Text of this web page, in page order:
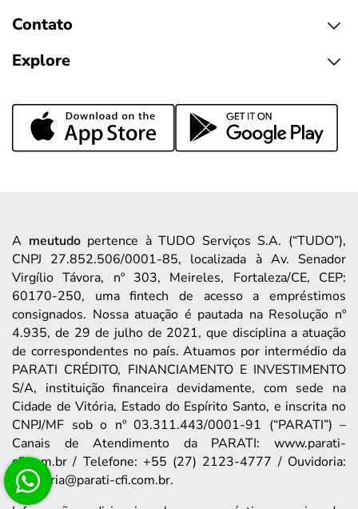
Contato
Explore
A meutudopertence à TUDO Serviços S.A. (“TUDO”),
CNPJ 27.852.506/0001-85, localizada à Av. Senador
Virgílio Távora, nº 303, Meireles, Fortaleza/CE, CEP:
60170-250, uma fintech de acesso a empréstimos
consignados. Nossa atuação é pautada na Resolução nº
4.935, de 29 de julho de 2021, que disciplina a atuação
de correspondentes no país. Atuamos por intermédio da
PARATI CRÉDITO, FINANCIAMENTO E INVESTIMENTO
S/A, instituição financeira devidamente, com sede na
Cidade de Vitória, Estado do Espírito Santo, e inscrita no
CNPJ/MF sob o nº 03.311.443/0001-91 (“PARATI”) –
Canais de Atendimento da PARATI: www.parati-
cfi.com.br / Telefone: +55 (27) 2123-4777 / Ouvidoria:
ouvidoria@parati-cfi.com.br.